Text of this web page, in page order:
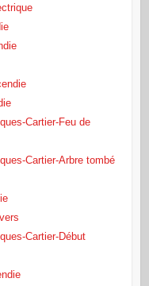
Cartier-Feu de
Cartier-Arbre tombé
Cartier-Début